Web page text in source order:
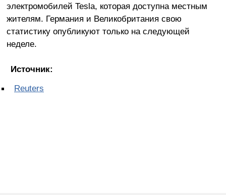
электромобилей Tesla, которая доступна местным
жителям. Германия и Великобритания свою
статистику опубликуют только на следующей
неделе.
Источник:
Reuters